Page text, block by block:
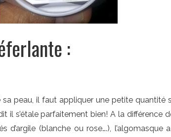
:
peau, il faut appliquer une petite quantité
il s’étale parfaitement bien! A la différence
(blanche ou rose….), l’algomasque